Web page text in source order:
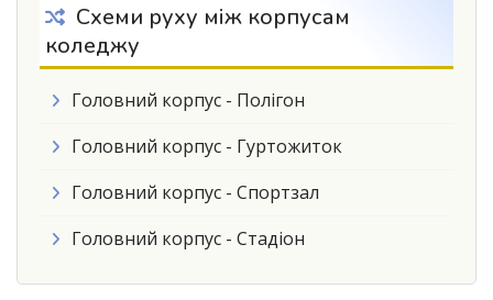
Схеми руху між корпусам
коледжу
Головний корпус - Полігон
Головний корпус - Гуртожиток
Головний корпус - Спортзал
Головний корпус - Стадіон